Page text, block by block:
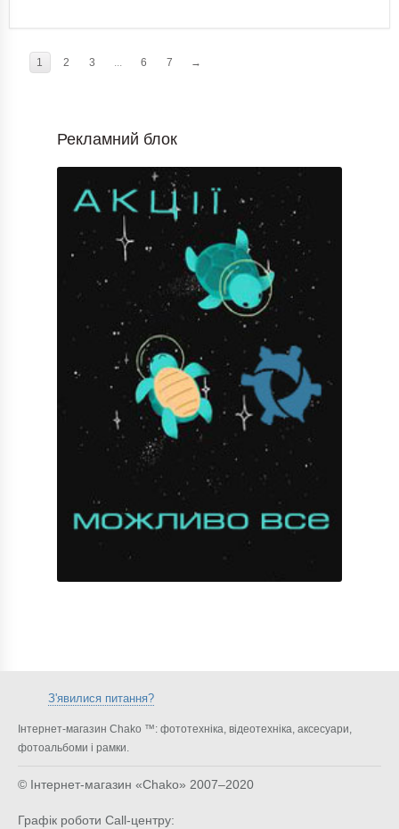
1 2 3 6 7 →
Рекламний блок
З'явилися питання?
Інтернет-магазин Chako ™: фототехніка, відеотехніка, аксесуари,
фотоальбоми і рамки.
© Інтернет-магазин «Chako» 2007–2020
Графік роботи Call-центру: